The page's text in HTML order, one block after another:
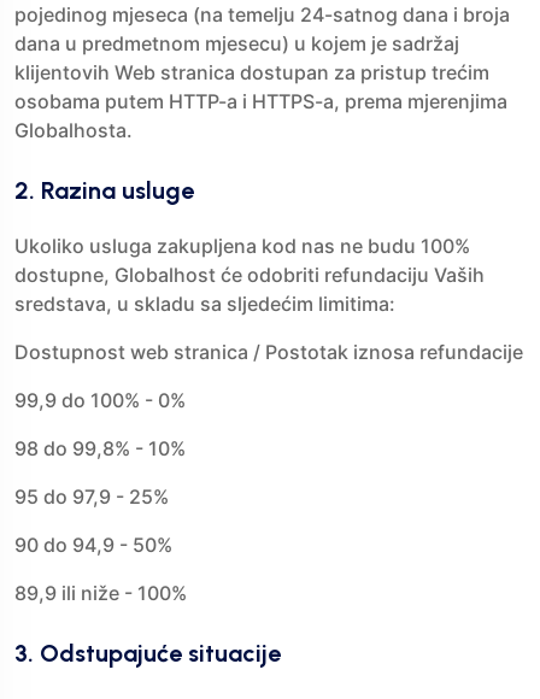
pojedinog mjeseca (na temelju 24-satnog dana i broja
dana u predmetnom mjesecu) u kojem je sadržaj
klijentovih Web stranica dostupan za pristup trećim
osobama putem HTTP-a i HTTPS-a, prema mjerenjima
Globalhosta.
2. Razina usluge
Ukoliko usluga zakupljena kod nas ne budu 100%
dostupne, Globalhost će odobriti refundaciju Vaših
sredstava, u skladu sa sljedećim limitima:
Dostupnost web stranica / Postotak iznosa refundacije
99,9 do 100% - 0%
98 do 99,8% - 10%
95 do 97,9 - 25%
90 do 94,9 - 50%
89,9 ili niže - 100%
3. Odstupajuće situacije